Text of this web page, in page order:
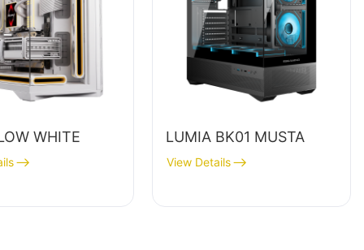
WHITE LUMIA BK01 MUSTA
View Details